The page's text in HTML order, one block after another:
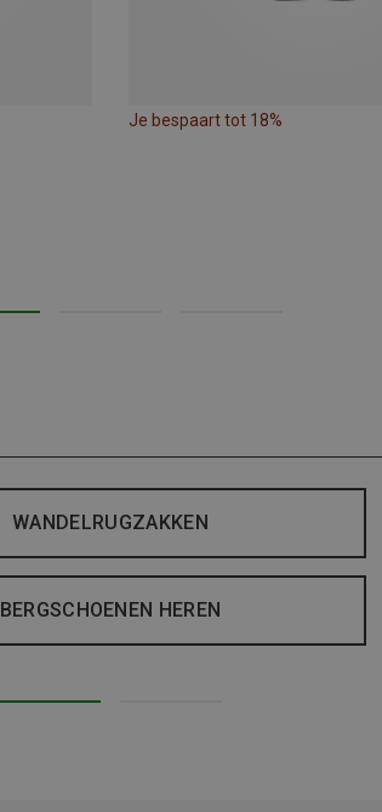
Je bespaart tot 18%
WANDELRUGZAKKEN
BERGSCHOENEN HEREN